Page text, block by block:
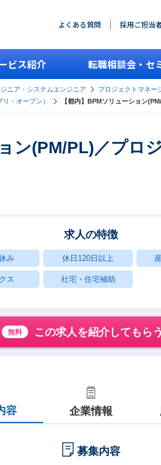
よくある質問 採用ご担当
ビス紹介 転職相談会・セ
ニア・システムエンジニア
プロジェクトマネー
・オープン）
【都内】BPMソリューション
ン(PM/PL)／プロ
求人の特徴
み 休日120日以上
ス 社宅・住宅補助
無料 この求人を紹介してもらう
容 企業情報
募集内容